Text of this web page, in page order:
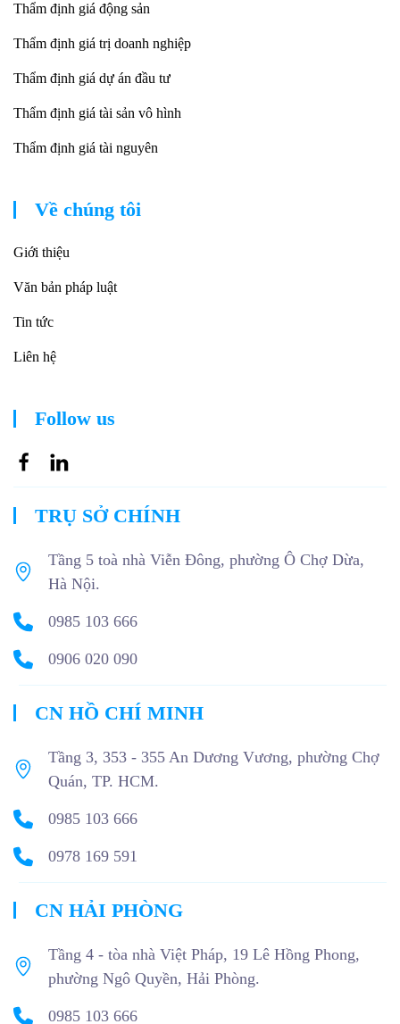
Thẩm định giá động sản
Thẩm định giá trị doanh nghiệp
Thẩm định giá dự án đầu tư
Thẩm định giá tài sản vô hình
Thẩm định giá tài nguyên
Về chúng tôi
Giới thiệu
Văn bản pháp luật
Tin tức
Liên hệ
Follow us
TRỤ SỞ CHÍNH
Tầng 5 toà nhà Viễn Đông, phường Ô Chợ Dừa,
Hà Nội.
0985 103 666
0906 020 090
CN HỒ CHÍ MINH
Tầng 3, 353 - 355 An Dương Vương, phường Chợ
Quán, TP. HCM.
0985 103 666
0978 169 591
CN HẢI PHÒNG
Tầng 4 - tòa nhà Việt Pháp, 19 Lê Hồng Phong,
phường Ngô Quyền, Hải Phòng.
0985 103 666